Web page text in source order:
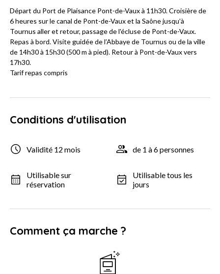
Départ du Port de Plaisance Pont-de-Vaux à 11h30. Croisière de
6 heures sur le canal de Pont-de-Vaux et la Saône jusqu’à
Tournus aller et retour, passage de l'écluse de Pont-de-Vaux.
Repas à bord. Visite guidée de l’Abbaye de Tournus ou de la ville
de 14h30 à 15h30 (500 m à pied). Retour à Pont-de-Vaux vers
17h30.
Tarif repas compris
Conditions d'utilisation
Validité 12 mois de 1 à 6 personnes
Utilisable sur
réservation
Utilisable tous les
jours
Comment ça marche ?